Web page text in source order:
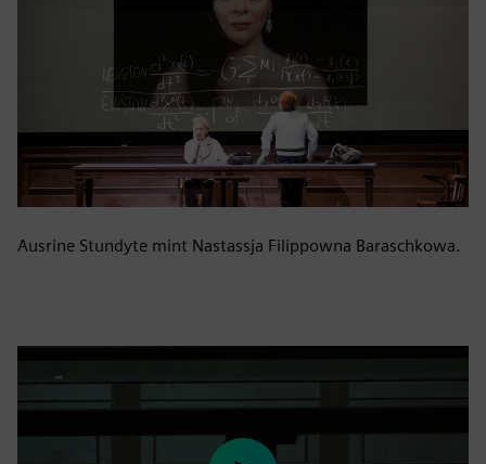
Ausrine Stundyte mint Nastassja Filippowna Baraschkowa.